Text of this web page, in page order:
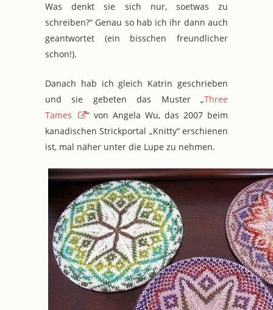
Was denkt sie sich nur, soetwas zu
schreiben?“ Genau so hab ich ihr dann auch
geantwortet (ein bisschen freundlicher
schon!).
Danach hab ich gleich Katrin geschrieben
und sie gebeten das Muster „Three
Tames
“ von Angela Wu, das 2007 beim
kanadischen Strickportal „Knitty“ erschienen
ist, mal näher unter die Lupe zu nehmen.